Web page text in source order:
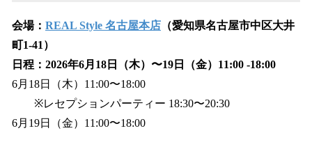
会場： REAL Style 名古屋本店 （愛知県名古屋市中区大井
町1-41）
日程：2026年6月18日（木）〜19日（金）11:00 -18:00
6月18日（木）11:00〜18:00
※レセプションパーティー 18:30〜20:30
6月19日（金）11:00〜18:00